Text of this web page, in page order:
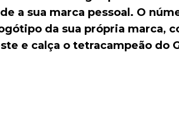
a sua marca pessoal. O
da sua própria marca,
e calça o tetracampeão do